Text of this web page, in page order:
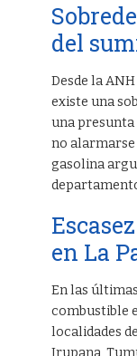
del
Desde la
existe una
una
no
gasolina
en La
En las
combustible
localidades
Irupana,